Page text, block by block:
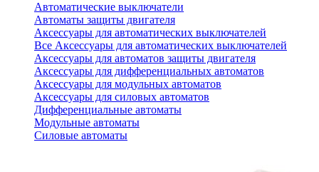
Автоматические выключатели
Автоматы защиты двигателя
Аксессуары для автоматических выключателей
Все Аксессуары для автоматических выключателей
Аксессуары для автоматов защиты двигателя
Аксессуары для дифференциальных автоматов
Аксессуары для модульных автоматов
Аксессуары для силовых автоматов
Дифференциальные автоматы
Модульные автоматы
Силовые автоматы